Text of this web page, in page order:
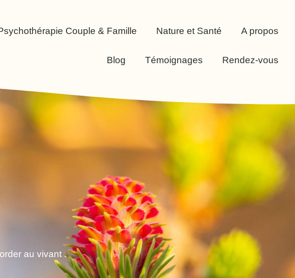
Couple & Famille Nature et Santé A propos
Blog Témoignages Rendez-vous
au vivant .